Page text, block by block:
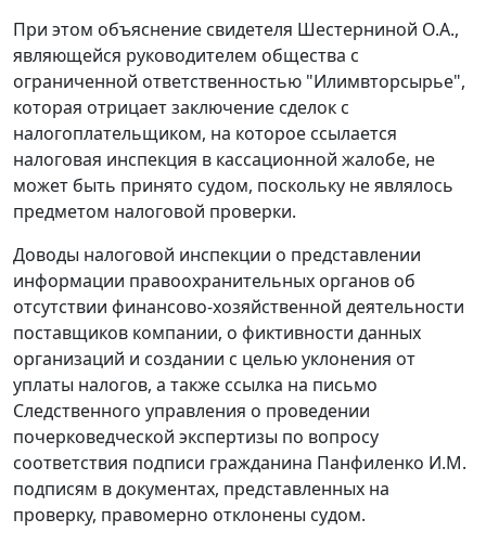
При этом объяснение свидетеля Шестерниной О.А.,
являющейся руководителем общества с
ограниченной ответственностью "Илимвторсырье",
которая отрицает заключение сделок с
налогоплательщиком, на которое ссылается
налоговая инспекция в кассационной жалобе, не
может быть принято судом, поскольку не являлось
предметом налоговой проверки.
Доводы налоговой инспекции о представлении
информации правоохранительных органов об
отсутствии финансово-хозяйственной деятельности
поставщиков компании, о фиктивности данных
организаций и создании с целью уклонения от
уплаты налогов, а также ссылка на письмо
Следственного управления о проведении
почерковедческой экспертизы по вопросу
соответствия подписи гражданина Панфиленко И.М.
подписям в документах, представленных на
проверку, правомерно отклонены судом.